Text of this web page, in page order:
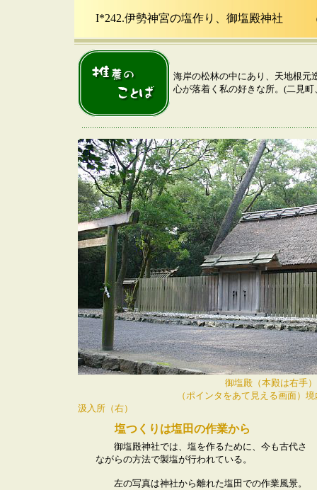
I*242.伊勢神宮の塩作り、御塩殿神社 （ 伊
海岸の松林の中にあり、天地根元
心が落着く私の好きな所。(二見町
御塩殿（本殿は右手
（ポインタをあて見える画面）
汲入所（右）
塩つくりは塩田の作業から
御塩殿神社では、塩を作るために、今も古代さ
ながらの方法で製塩が行われている。
左の写真は神社から離れた塩田での作業風景。